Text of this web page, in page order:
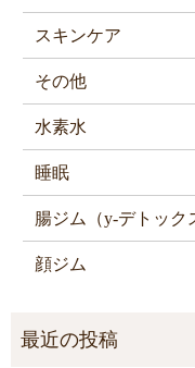
スキンケア
その他
水素水
睡眠
腸ジム（y-デトック
顔ジム